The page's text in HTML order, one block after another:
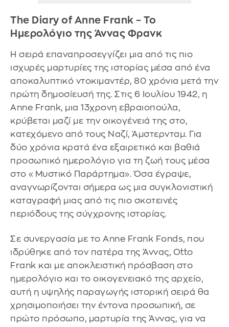
The Diary of Anne Frank – Το
Ημερολόγιο της Άννας Φρανκ
Η σειρά επαναπροσεγγίζει μια από τις πιο
ισχυρές μαρτυρίες της ιστορίας μέσα από ένα
αποκαλυπτικό ντοκιμαντέρ, 80 χρόνια μετά την
πρώτη δημοσίευσή της. Στις 6 Ιουλίου 1942, η
Anne Frank, μια 13χρονη εβραιοπούλα,
κρύβεται μαζί με την οικογένειά της στο,
κατεχόμενο από τους Ναζί, Άμστερνταμ. Για
δύο χρόνια κρατά ένα εξαιρετικό και βαθιά
προσωπικό ημερολόγιο για τη ζωή τους μέσα
στο «Μυστικό Παράρτημα». Όσα έγραψε,
αναγνωρίζονται σήμερα ως μια συγκλονιστική
καταγραφή μιας από τις πιο σκοτεινές
περιόδους της σύγχρονης ιστορίας.
Σε συνεργασία με το Anne Frank Fonds, που
ιδρύθηκε από τον πατέρα της Άννας, Otto
Frank και με αποκλειστική πρόσβαση στο
ημερολόγιο και το οικογενειακό της αρχείο,
αυτή η υψηλής παραγωγής ιστορική σειρά θα
χρησιμοποιήσει την έντονα προσωπική, σε
πρώτο πρόσωπο, μαρτυρία της Άννας, για να